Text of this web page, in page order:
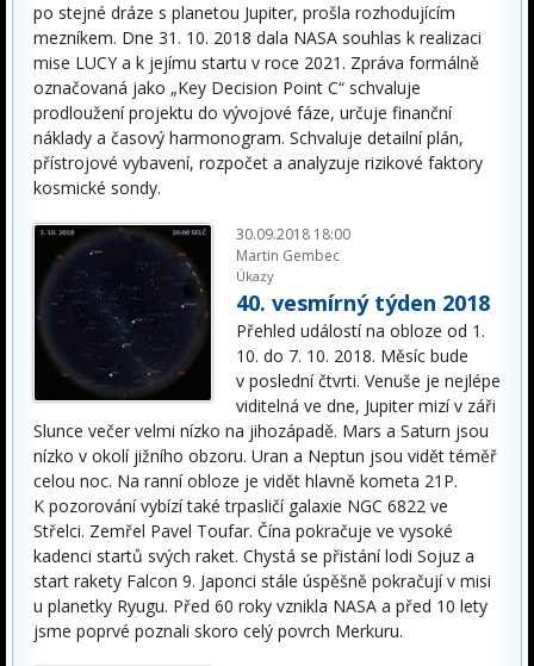
po stejné dráze s planetou Jupiter, prošla rozhodujícím
mezníkem. Dne 31. 10. 2018 dala NASA souhlas k realizaci
mise LUCY a k jejímu startu v roce 2021. Zpráva formálně
označovaná jako „Key Decision Point C“ schvaluje
prodloužení projektu do vývojové fáze, určuje finanční
náklady a časový harmonogram. Schvaluje detailní plán,
přístrojové vybavení, rozpočet a analyzuje rizikové faktory
kosmické sondy.
30.09.2018 18:00
Martin Gembec
Úkazy
40. vesmírný týden 2018
Přehled událostí na obloze od 1.
10. do 7. 10. 2018. Měsíc bude
v poslední čtvrti. Venuše je nejlépe
viditelná ve dne, Jupiter mizí v záři
Slunce večer velmi nízko na jihozápadě. Mars a Saturn jsou
nízko v okolí jižního obzoru. Uran a Neptun jsou vidět téměř
celou noc. Na ranní obloze je vidět hlavně kometa 21P.
K pozorování vybízí také trpasličí galaxie NGC 6822 ve
Střelci. Zemřel Pavel Toufar. Čína pokračuje ve vysoké
kadenci startů svých raket. Chystá se přistání lodi Sojuz a
start rakety Falcon 9. Japonci stále úspěšně pokračují v misi
u planetky Ryugu. Před 60 roky vznikla NASA a před 10 lety
jsme poprvé poznali skoro celý povrch Merkuru.